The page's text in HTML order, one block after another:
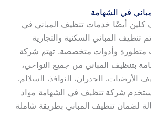
في الشهامة
كلين أيضًا خدمات تنظيف المباني في
تنظيف المباني السكنية والتجارية
متطورة وأدوات متخصصة. تهتم شركة
بتنظيف المباني من جميع النواحي،
الأرضيات، الجدران، النوافذ، السلالم،
شركة تنظيف في الشهامة مواد
لضمان تنظيف المباني بطريقة شاملة